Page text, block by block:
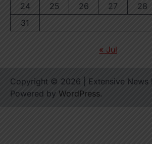
24
25 26 27 28
31
« Jul
Copyright © 2026 | Extensive News
Powered by WordPress.